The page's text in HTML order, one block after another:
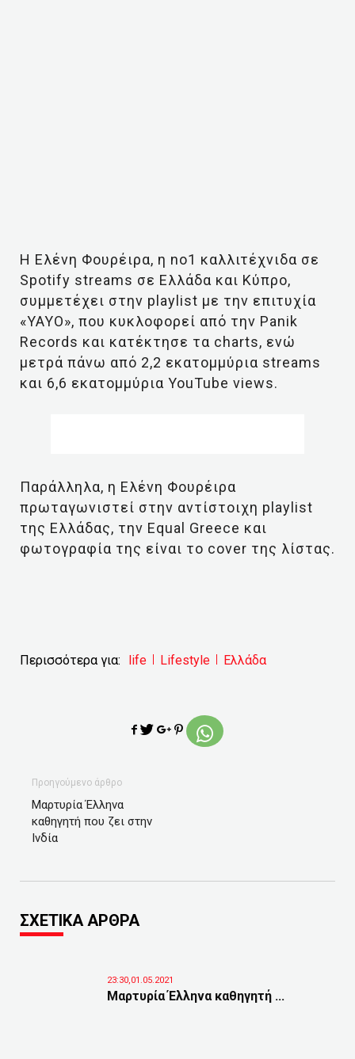
Η Ελένη Φουρέιρα, η no1 καλλιτέχνιδα σε
Spotify streams σε Ελλάδα και Κύπρο,
συμμετέχει στην playlist με την επιτυχία
«YAYO», που κυκλοφορεί από την Panik
Records και κατέκτησε τα charts, ενώ
μετρά πάνω από 2,2 εκατομμύρια streams
και 6,6 εκατομμύρια YouTube views.
Παράλληλα, η Ελένη Φουρέιρα
πρωταγωνιστεί στην αντίστοιχη playlist
της Ελλάδας, την Equal Greece και
φωτογραφία της είναι το cover της λίστας.
Περισσότερα για: life Lifestyle Ελλάδα
Προηγούμενο άρθρο
Μαρτυρία Έλληνα
καθηγητή που ζει στην
Ινδία
ΣΧΕΤΙΚΑ ΑΡΘΡΑ
23:30,01.05.2021
Μαρτυρία Έλληνα καθηγητή ...